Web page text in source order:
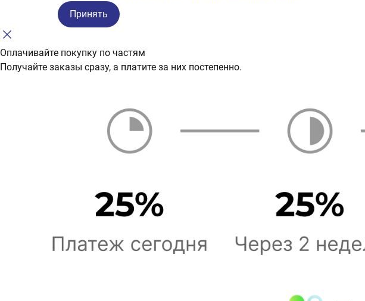
Принять
Оплачивайте покупку по частям
Получайте заказы сразу, а платите за них постепенно.